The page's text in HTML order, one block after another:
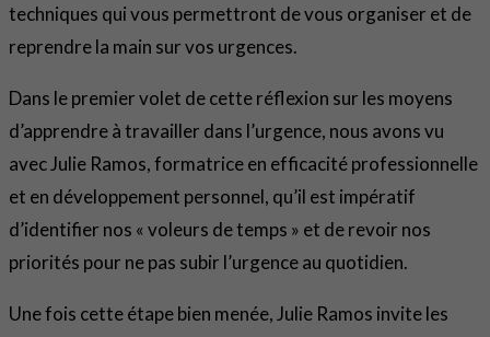
techniques qui vous permettront de vous organiser et de
reprendre la main sur vos urgences.
Dans le premier volet de cette réflexion sur les moyens
d’apprendre à travailler dans l’urgence, nous avons vu
avec Julie Ramos, formatrice en efficacité professionnelle
et en développement personnel, qu’il est impératif
d’identifier nos « voleurs de temps » et de revoir nos
priorités pour ne pas subir l’urgence au quotidien.
Une fois cette étape bien menée, Julie Ramos invite les